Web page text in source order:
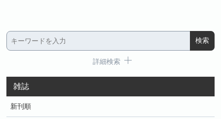
詳細検索
雑誌
新刊順